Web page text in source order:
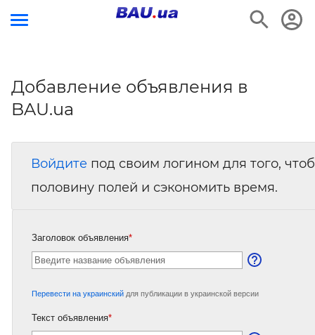
Добавление объявления в
BAU.ua
Войдите под своим логином для того,
половину полей и сэкономить время.
Заголовок объявления*
Перевести на украинский для публикации в украинской версии
Текст объявления*